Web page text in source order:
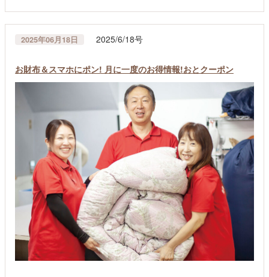
2025年06月18日 2025/6/18号
お財布＆スマホにポン! 月に一度のお得情報!おとクーポン